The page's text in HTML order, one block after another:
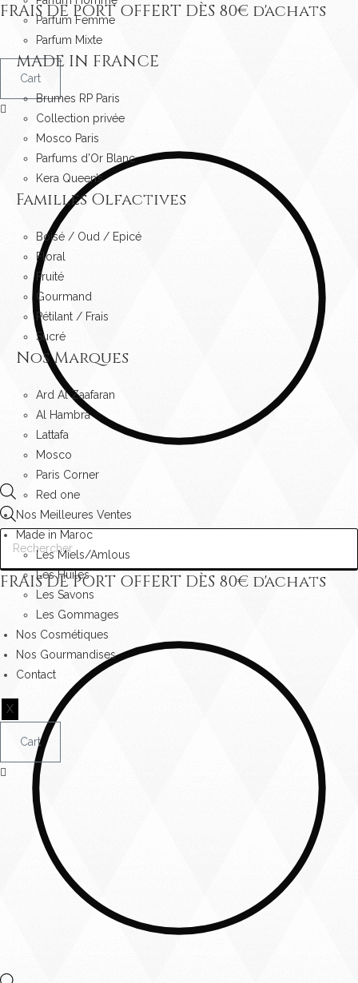
Skip
FRAIS DE PORT OFFERT DÈS 80€ d'achats
Cart
Recherche
de
produits
Parfum Femme
Parfum Mixte
MADE IN FRANCE
Brumes RP Paris
Collection privée
Mosco Paris
Parfums d’Or Blanc
Kera Queen’s
Familles Olfactives
Boisé / Oud / Epicé
Floral
Fruité
Gourmand
Pétilant / Frais
Sucré
Nos Marques
Ard Al Zaafaran
Al Hambra
Lattafa
Mosco
Paris Corner
Red one
Nos Meilleures Ventes
Made in Maroc
Les Miels/Amlous
Les Huiles
Les Savons
Les Gommages
Nos Cosmétiques
Nos Gourmandises
Contact
X
Cart
FRAIS DE PORT OFFERT DÈS 80€ d'achats